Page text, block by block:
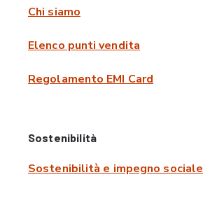
Chi siamo
Elenco punti vendita
Regolamento EMI Card
Sostenibilità
Sostenibilità e impegno sociale